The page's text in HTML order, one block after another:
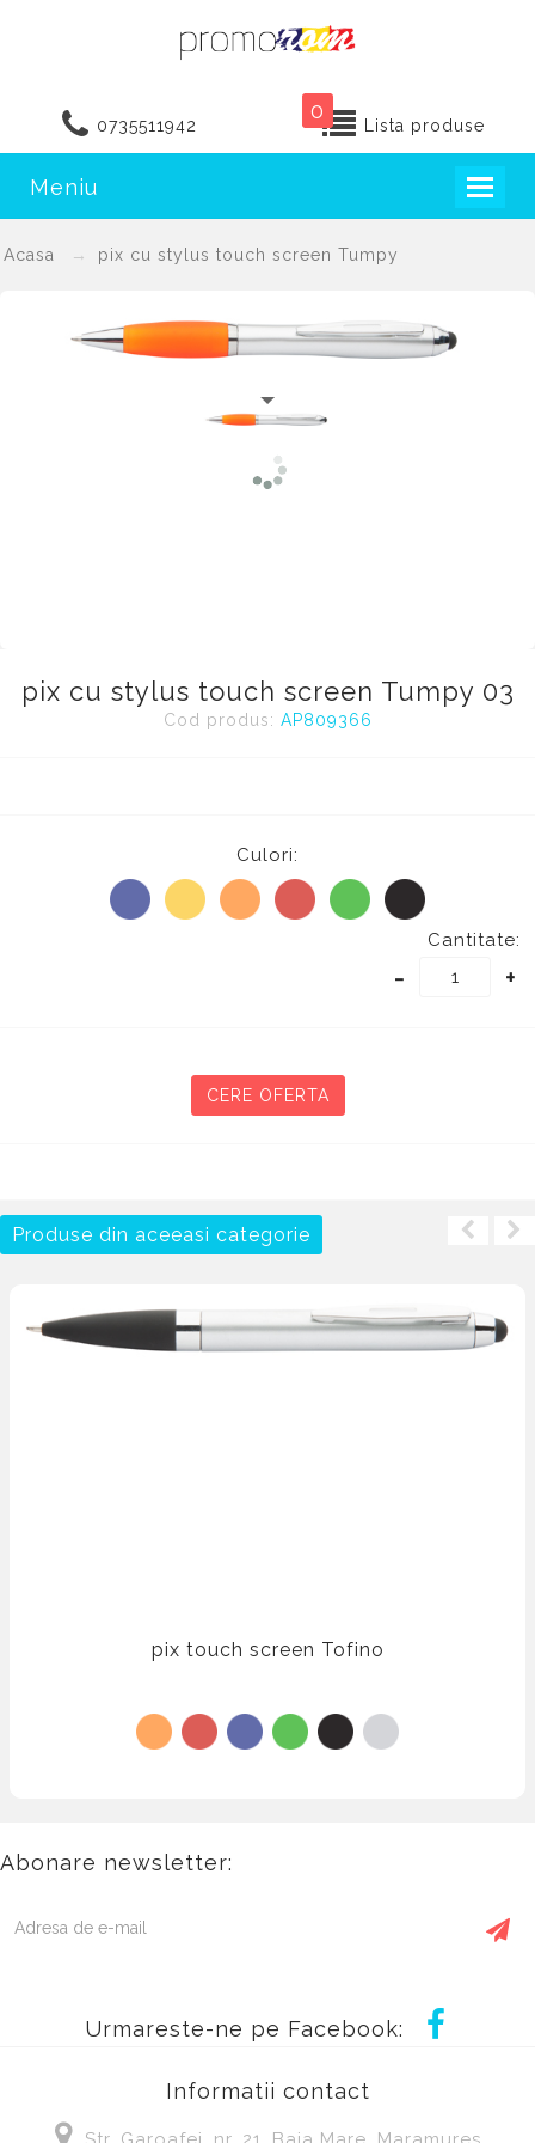
0735511942
0
Lista produse
Meniu
Acasa pix cu stylus touch screen Tumpy
pix cu stylus touch screen Tumpy 03
Cod produs: AP809366
Culori:
Cantitate:
- +
CERE OFERTA
Produse din aceeasi categorie
pix touch screen Tofino
Abonare newsletter:
Urmareste-ne pe Facebook:
Informatii contact